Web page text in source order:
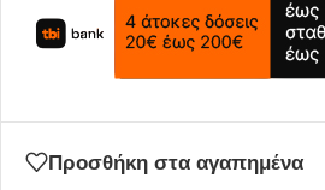
για
να
αναμονής
Προσθήκη στα αγαπημένα